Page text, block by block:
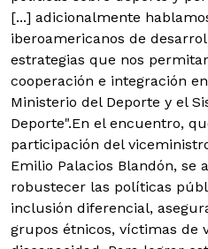
[...] adicionalmente
iberoamericanos de
estrategias que nos
cooperación e integración
Ministerio del Deporte y el
Deporte".En el encuentro,
participación del
Emilio Palacios Blandón, se
robustecer las políticas
inclusión diferencial,
grupos étnicos, víctimas de